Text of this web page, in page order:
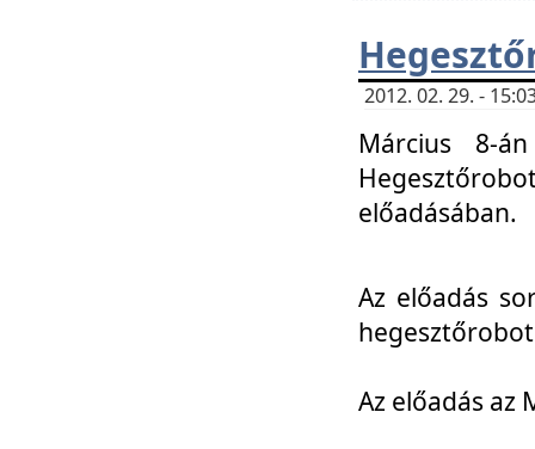
2012. 02. 29. -
Március 8-
előadásában.
Az előadás
Az előadás az